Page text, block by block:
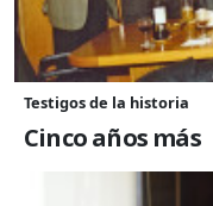
Testigos de la historia
Cinco años más